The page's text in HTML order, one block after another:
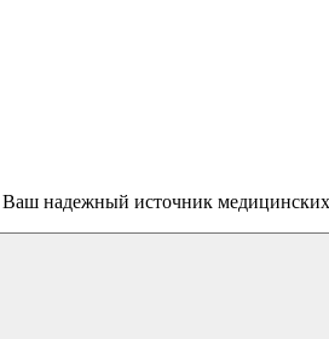
Ваш надежный источник